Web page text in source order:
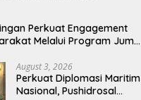
Perkuat Engagement
Melalui Program Jumat
August 3, 2026
Perkuat Diplomasi Maritim
Nasional, Pushidrosal